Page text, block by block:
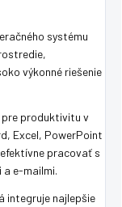
systému
výkonné riešenie
produktivitu v
Excel, PowerPoint
pracovať s
e-mailmi.
integruje najlepšie